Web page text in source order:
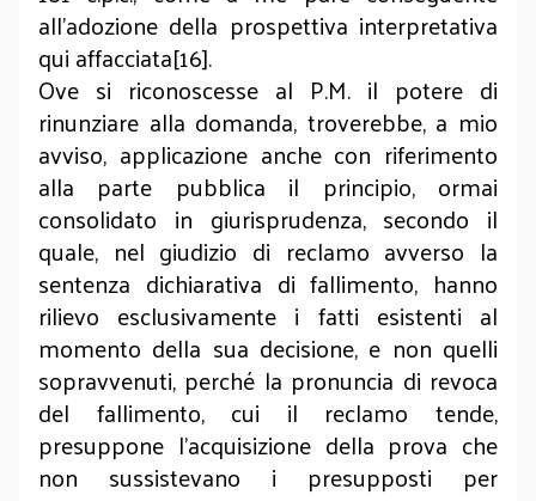
all’adozione della prospettiva interpretativa
qui affacciata[16].
Ove si riconoscesse al P.M. il potere di
rinunziare alla domanda, troverebbe, a mio
avviso, applicazione anche con riferimento
alla parte pubblica il principio, ormai
consolidato in giurisprudenza, secondo il
quale, nel giudizio di reclamo avverso la
sentenza dichiarativa di fallimento, hanno
rilievo esclusivamente i fatti esistenti al
momento della sua decisione, e non quelli
sopravvenuti, perché la pronuncia di revoca
del fallimento, cui il reclamo tende,
presuppone l'acquisizione della prova che
non sussistevano i presupposti per